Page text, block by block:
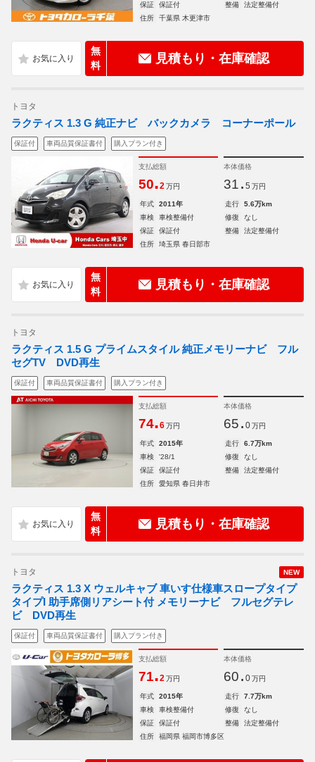
保証
保証付 整備
法定整備付
住所
千葉県 木更津市
無
料
見積もり・在庫確認
トヨタ
ラクティス 1.3 G 純正ナビ バックカメラ コーナーポール
保証付 車両品質保証書付 購入プラン付き
支払総額
50.2 万円
本体価格
31. 5 万円
年式 2011年 走行
5.6万km
車検
車検整備付 修復
なし
保証
保証付 整備
法定整備付
住所
埼玉県 春日部市
無
料
見積もり・在庫確認
トヨタ
ラクティス 1.5 G プライムスタイル 純正メモリーナビ フル
セグTV DVD再生
保証付 車両品質保証書付 購入プラン付き
支払総額
74.6 万円
本体価格
65. 0 万円
年式 2015年 走行
6.7万km
車検
'28/1 修復
なし
保証
保証付 整備
法定整備付
住所
愛知県 春日井市
無
料
見積もり・在庫確認
NEW
トヨタ
ラクティス 1.3 X ウェルキャブ 車いす仕様車スロープタイプ
タイプI 助手席側リアシート付 メモリーナビ フルセグテレ
ビ DVD再生
保証付 車両品質保証書付 購入プラン付き
支払総額
71.2 万円
本体価格
60. 0 万円
年式 2015年 走行
7.7万km
車検
車検整備付 修復
なし
保証
保証付 整備
法定整備付
住所
福岡県 福岡市博多区